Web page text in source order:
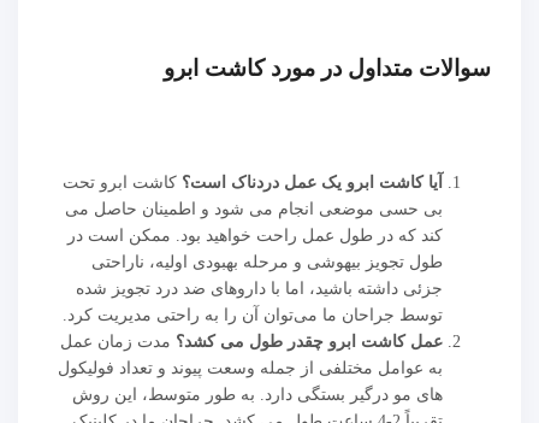
سوالات متداول در مورد کاشت ابرو
آیا کاشت ابرو یک عمل دردناک است؟ کاشت ابرو تحت
بی حسی موضعی انجام می شود و اطمینان حاصل می
کند که در طول عمل راحت خواهید بود. ممکن است در
طول تجویز بیهوشی و مرحله بهبودی اولیه، ناراحتی
جزئی داشته باشید، اما با داروهای ضد درد تجویز شده
توسط جراحان ما می‌توان آن را به راحتی مدیریت کرد.
عمل کاشت ابرو چقدر طول می کشد؟ مدت زمان عمل
به عوامل مختلفی از جمله وسعت پیوند و تعداد فولیکول
های مو درگیر بستگی دارد. به طور متوسط، این روش